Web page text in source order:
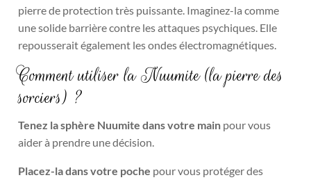
pierre de protection très puissante. Imaginez-la comme
une solide barrière contre les attaques psychiques. Elle
repousserait également les ondes électromagnétiques.
Comment utiliser la Nuumite (la pierre des
sorciers) ?
Tenez la sphère Nuumite dans votre main pour vous
aider à prendre une décision.
Placez-la dans votre poche pour vous protéger des